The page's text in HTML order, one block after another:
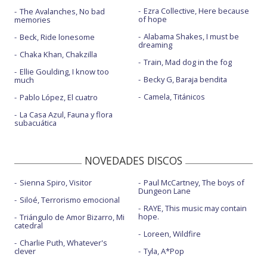
The Avalanches, No bad
memories
Beck, Ride lonesome
Chaka Khan, Chakzilla
Ellie Goulding, I know too
much
Pablo López, El cuatro
La Casa Azul, Fauna y flora
subacuática
Ezra Collective, Here because
of hope
Alabama Shakes, I must be
dreaming
Train, Mad dog in the fog
Becky G, Baraja bendita
Camela, Titánicos
NOVEDADES DISCOS
Sienna Spiro, Visitor
Siloé, Terrorismo emocional
Triángulo de Amor Bizarro, Mi
catedral
Charlie Puth, Whatever's
clever
Paul McCartney, The boys of
Dungeon Lane
RAYE, This music may contain
hope.
Loreen, Wildfire
Tyla, A*Pop